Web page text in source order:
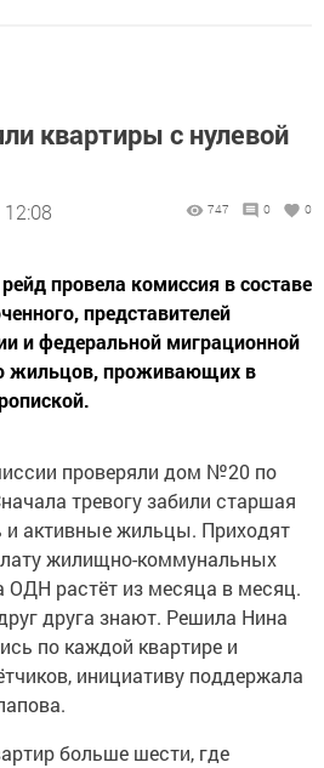
квартиры с нулевой
747 0 0
провела комиссия в составе
представителей
и федеральной миграционной
жильцов, проживающих в
проверяли дом №20 по
тревогу забили старшая
активные жильцы. Приходят
жилищно-коммунальных
ОДН растёт из месяца в месяц.
друга знают. Решила Нина
по каждой квартире и
инициативу поддержала
больше шести, где